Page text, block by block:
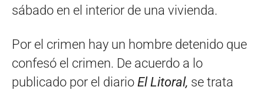
sábado en el interior de una vivienda.
Por el crimen hay un hombre detenido que
confesó el crimen. De acuerdo a lo
publicado por el diario El Litoral, se trata